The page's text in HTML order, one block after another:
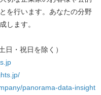
を行います。あなたの分野
します。
日・祝日を除く）
panorama-data-insight